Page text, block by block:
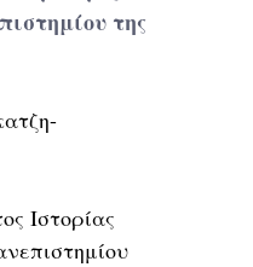
της
Ιστορίας